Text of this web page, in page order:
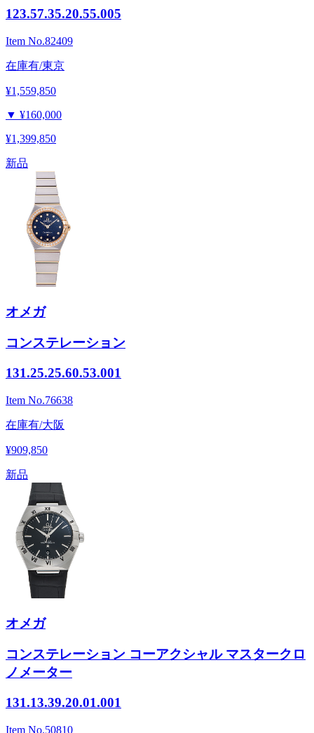
123.57.35.20.55.005
Item No.82409
在庫有/東京
¥1,559,850
▼ ¥160,000
¥1,399,850
新品
オメガ
コンステレーション
131.25.25.60.53.001
Item No.76638
在庫有/大阪
¥909,850
新品
オメガ
コンステレーション コーアクシャル マスタークロ
ノメーター
131.13.39.20.01.001
Item No.50810